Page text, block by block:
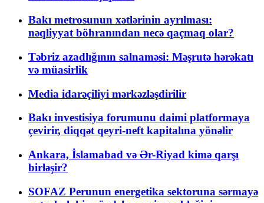
Bakı metrosunun xətlərinin ayrılması:
nəqliyyat böhranından necə qaçmaq olar?
Təbriz azadlığının salnaməsi: Məşrutə hərəkatı
və müasirlik
Media idarəçiliyi mərkəzləşdirilir
Bakı investisiya forumunu daimi platformaya
çevirir, diqqət qeyri-neft kapitalına yönəlir
Ankara, İslamabad və Ər-Riyad kimə qarşı
birləşir?
SOFAZ Perunun energetika sektoruna sərmayə